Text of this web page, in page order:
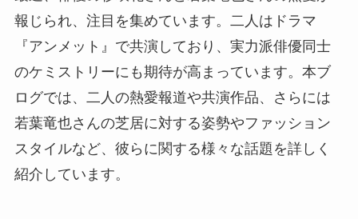
報じられ、注目を集めています。二人はドラマ
『アンメット』で共演しており、実力派俳優同士
のケミストリーにも期待が高まっています。本ブ
ログでは、二人の熱愛報道や共演作品、さらには
若葉竜也さんの芝居に対する姿勢やファッション
スタイルなど、彼らに関する様々な話題を詳しく
紹介しています。